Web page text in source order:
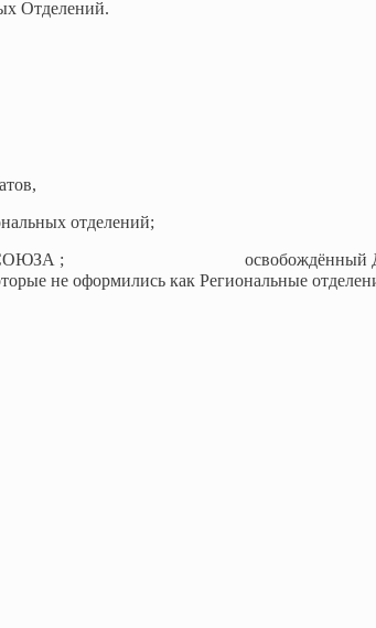
Отделений.
отделений;
СОЮЗА ; освобождённый
не оформились как Региональные